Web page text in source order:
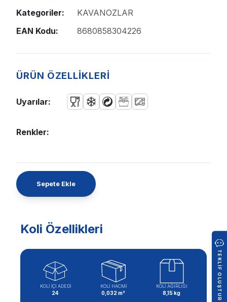
Kategoriler:
KAVANOZLAR
EAN Kodu:
8680858304226
ÜRÜN ÖZELLİKLERİ
Uyarılar:
Renkler:
Sepete Ekle
Koli Özellikleri
KOLİ İÇİ ADEDİ
24
KOLİ HACMİ
0,032 m³
KOLİ AĞIRLIĞI
8,15 kg TEKLIF OLUŞTUR